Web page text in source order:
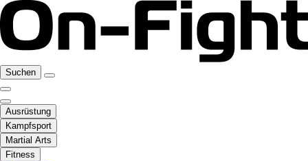
Suchen
Ausrüstung
Kampfsport
Martial Arts
Fitness